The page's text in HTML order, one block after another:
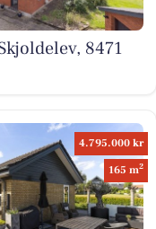
8471
4.795.000 kr
165 m2